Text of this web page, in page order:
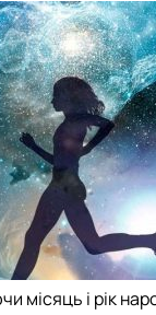
місяць і рік